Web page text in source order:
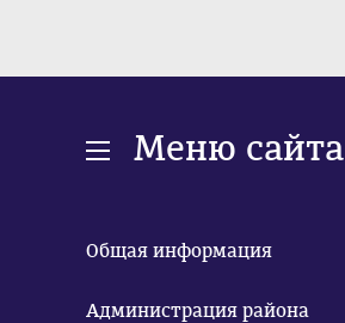
Меню сайта
Общая информация
Администрация района